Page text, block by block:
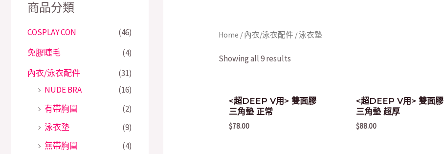
商品分類
COSPLAY CON
(46)
免膠睫毛
(4)
內衣/泳衣配件
(31)
NUDE BRA
(16)
有帶胸圍
(2)
泳衣墊
(9)
無帶胸圍
(4)
Home / 內衣/泳衣配件 / 泳衣墊
Showing all 9 results
<超DEEP V用> 雙面膠
三角墊 正常
$78.00
<超DEEP V用> 雙面膠
三角墊 超厚
$88.00